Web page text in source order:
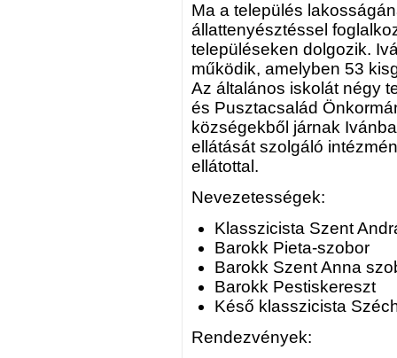
Ma a település
állattenyésztéssel
településeken dolgozik.
működik, amelyben 53
Az általános iskolát négy
és Pusztacsalád
községekből járnak
ellátását szolgáló
ellátottal.
Nevezetességek:
Klasszicista Szent
Barokk Pieta-szobor
Barokk Szent Anna
Barokk Pestiskereszt
Késő klasszicista
Rendezvények: